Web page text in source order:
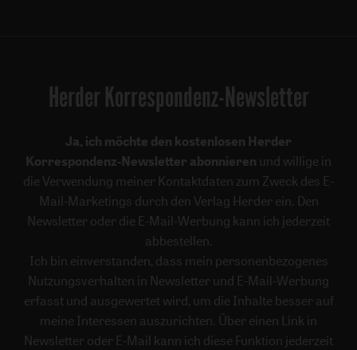
Herder Korrespondenz-Newsletter
Ja, ich möchte den kostenlosen Herder
Korrespondenz-Newsletter abonnieren und willige in
die Verwendung meiner Kontaktdaten zum Zweck des E-
Mail-Marketings durch den Verlag Herder ein. Den
Newsletter oder die E-Mail-Werbung kann ich jederzeit
abbestellen.
Ich bin einverstanden, dass mein personenbezogenes
Nutzungsverhalten in Newsletter und E-Mail-Werbung
erfasst und ausgewertet wird, um die Inhalte besser auf
meine Interessen auszurichten. Über einen Link in
Newsletter oder E-Mail kann ich diese Funktion jederzeit